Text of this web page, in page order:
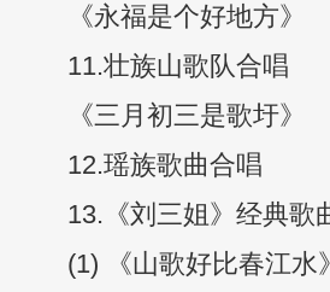
《永福是个好地方》
11.壮族山歌队合唱
《三月初三是歌圩》
12.瑶族歌曲合唱
13.《刘三姐》经典歌
(1) 《山歌好比春江水》